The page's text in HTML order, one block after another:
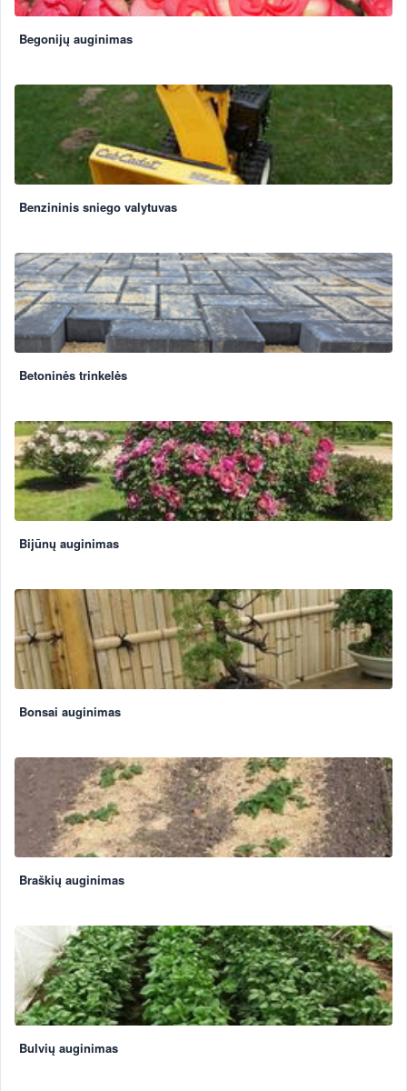
Begonijų auginimas
Benzininis sniego valytuvas
Betoninės trinkelės
Bijūnų auginimas
Bonsai auginimas
Braškių auginimas
Bulvių auginimas